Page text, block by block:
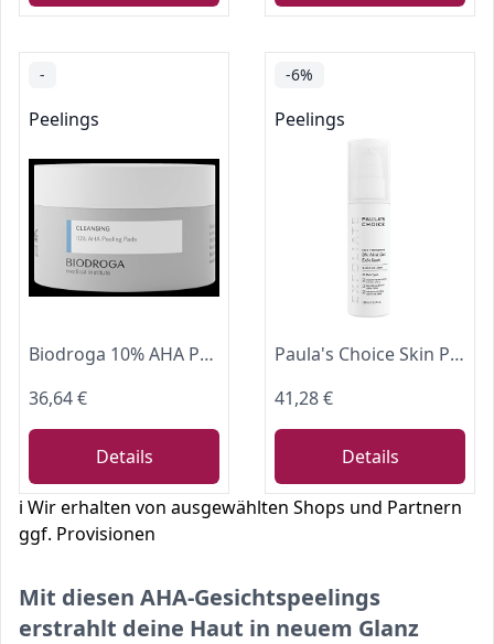
-
Peelings
Biodroga 10% AHA Peeling Pads Gesichtspeeling 40 ml – Gesichtsreinigung Face Scrub Cleansing
36,64 €
Details
-6%
Peelings
Paula's Choice Skin Perfecting 8% AHA Peeling Gel – Glättet Feine Linien und Falten – Anti-Aging Gesichtspeeling mit Glykolsäure – Weiche & Glatte Haut – Alle Hauttypen – 100 ml
41,28 €
Details
ℹ️ Wir erhalten von ausgewählten Shops und Partnern
ggf. Provisionen
Mit diesen AHA-Gesichtspeelings
erstrahlt deine Haut in neuem Glanz